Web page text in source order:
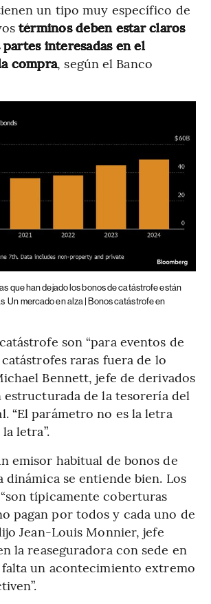
un tipo muy específico de
términos deben estar claros
interesadas en el
compra, según el Banco
que han dejado los bonos de catástrofe están
Un mercado en alza | Bonos catástrofe en
son “para eventos de
catástrofes raras fuera de lo
Bennett, jefe de derivados
de la tesorería del
“El parámetro no es la letra
letra”.
emisor habitual de bonos de
dinámica se entiende bien. Los
típicamente coberturas
pagan por todos y cada uno de
Jean-Louis Monnier, jefe
la reaseguradora con sede en
falta un acontecimiento extremo